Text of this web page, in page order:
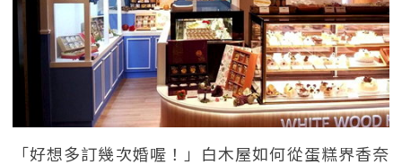
「好想多訂幾次婚喔！」白木屋如何從蛋糕界香奈